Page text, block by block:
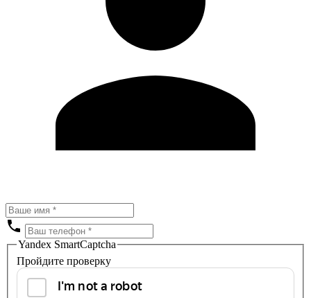
Yandex SmartCaptcha
Пройдите проверку